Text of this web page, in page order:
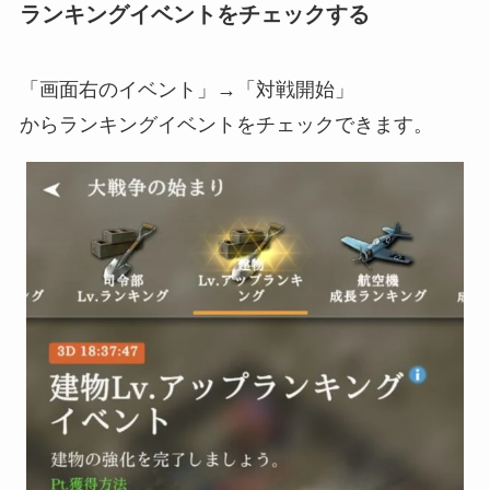
ランキングイベントをチェックする
「画面右のイベント」→「対戦開始」
からランキングイベントをチェックできます。